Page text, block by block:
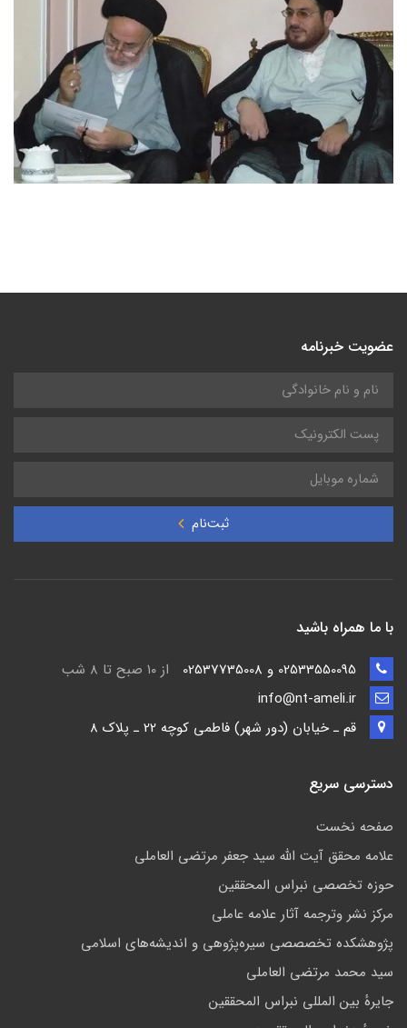
عضویت خبرنامه
ثبت‌نام
با ما همراه باشید
از ۱۰ صبح تا ۸ شب
قم ـ خيابان (دور شهر) فاطمي كوچه 22 ـ پلاک 8
دسترسی سریع
صفحه نخست
علامه محقق آیت الله سید جعفر مرتضی العاملی
حوزه تخصصی نبراس المحققین
مركز نشر وترجمه آثار علامه عاملی
پژوهشكده تخصصصى سیره‌پژوهی و اندیشه‌های اسلامی
سید محمد مرتضی العاملی
جايرهٔ بین المللی نبراس المحققین